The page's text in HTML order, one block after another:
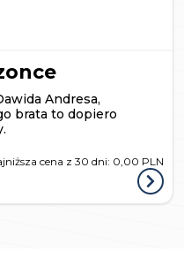
Andresa,
brata to dopiero
cena z 30 dni: 0,00 PLN